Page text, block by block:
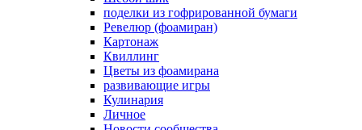
поделки из гофрированной бумаги
Ревелюр (фоамиран)
Картонаж
Квиллинг
Цветы из фоамирана
развивающие игры
Кулинария
Личное